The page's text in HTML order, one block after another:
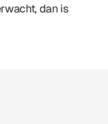
dan is